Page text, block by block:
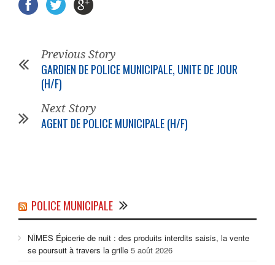
Previous Story
GARDIEN DE POLICE MUNICIPALE, UNITE DE JOUR
(H/F)
Next Story
AGENT DE POLICE MUNICIPALE (H/F)
POLICE MUNICIPALE
NÎMES Épicerie de nuit : des produits interdits saisis, la vente
se poursuit à travers la grille 5 août 2026